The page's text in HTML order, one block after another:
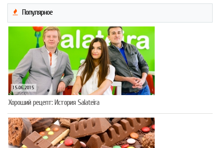
Популярное
15.06.2015
Хороший рецепт: История Salateira